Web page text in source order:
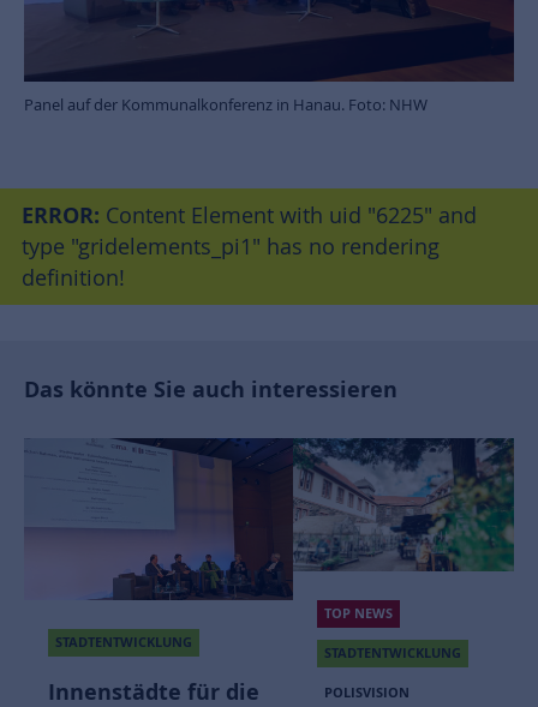
Panel auf der Kommunalkonferenz in Hanau. Foto: NHW
ERROR: Content Element with uid "6225" and
type "gridelements_pi1" has no rendering
definition!
Das könnte Sie auch interessieren
STADTENTWICKLUNG
Innenstädte für die
TOP NEWS
STADTENTWICKLUNG
POLISVISION